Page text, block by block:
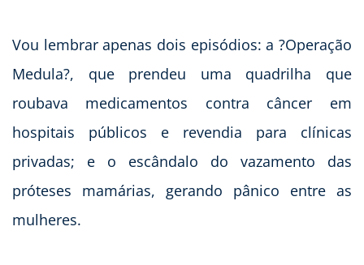
Vou lembrar apenas dois episódios: a ?Operação
Medula?, que prendeu uma quadrilha que
roubava medicamentos contra câncer em
hospitais públicos e revendia para clínicas
privadas; e o escândalo do vazamento das
próteses mamárias, gerando pânico entre as
mulheres.